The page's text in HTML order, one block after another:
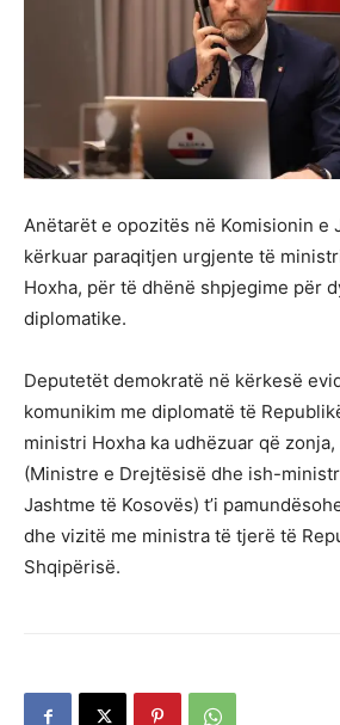
Anëtarët e opozitës në Komisionin e
kërkuar paraqitjen urgjente të
Hoxha, për të dhënë shpjegime për
diplomatike.
Deputetët demokratë në kërkesë
komunikim me diplomatë të
ministri Hoxha ka udhëzuar që
(Ministre e Drejtësisë dhe ish-
Jashtme të Kosovës) t’i
dhe vizitë me ministra të tjerë të
Shqipërisë.